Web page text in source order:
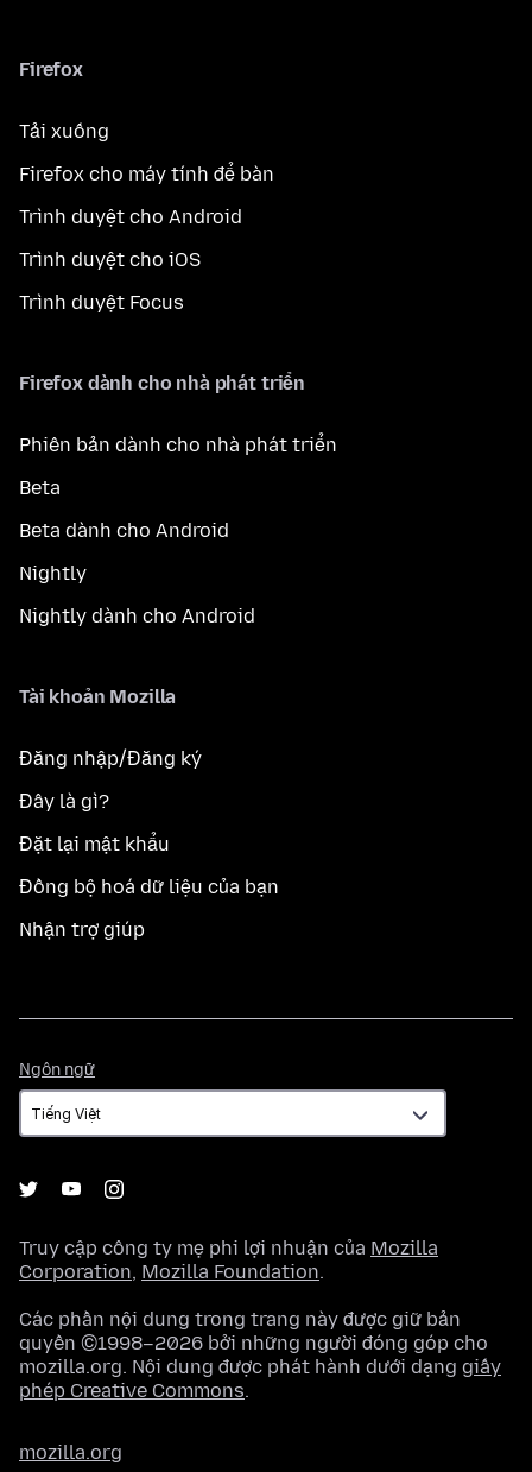
Firefox
Tải xuống
Firefox cho máy tính để bàn
Trình duyệt cho Android
Trình duyệt cho iOS
Trình duyệt Focus
Firefox dành cho nhà phát triển
Phiên bản dành cho nhà phát triển
Beta
Beta dành cho Android
Nightly
Nightly dành cho Android
Tài khoản Mozilla
Đăng nhập/Đăng ký
Đây là gì?
Đặt lại mật khẩu
Đồng bộ hoá dữ liệu của bạn
Nhận trợ giúp
Ngôn ngữ
ngữ
Truy cập công ty mẹ phi lợi nhuận của Mozilla
Corporation, Mozilla Foundation.
Các phần nội dung trong trang này được giữ bản
quyền ©1998–2026 bởi những người đóng góp cho
mozilla.org. Nội dung được phát hành dưới dạng giấy
phép Creative Commons.
mozilla.org